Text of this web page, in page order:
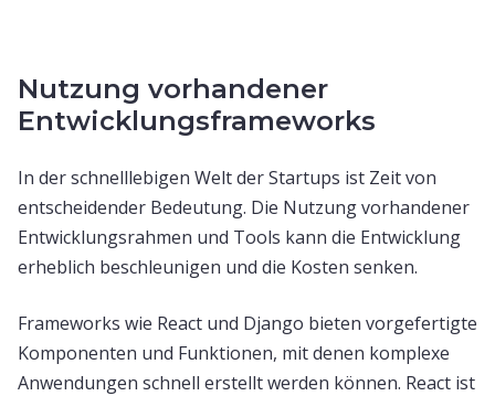
Nutzung vorhandener
Entwicklungsframeworks
In der schnelllebigen Welt der Startups ist Zeit von
entscheidender Bedeutung. Die Nutzung vorhandener
Entwicklungsrahmen und Tools kann die Entwicklung
erheblich beschleunigen und die Kosten senken.
Frameworks wie React und Django bieten vorgefertigte
Komponenten und Funktionen, mit denen komplexe
Anwendungen schnell erstellt werden können. React ist